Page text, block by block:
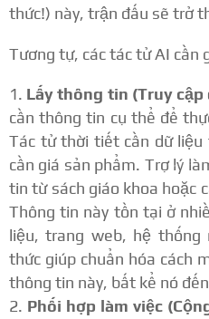
thức!) này, trận đấu sẽ trở
Tương tự, các tác tử AI cần
Lấy thông tin (Truy cập
cần thông tin cụ thể để
Tác tử thời tiết cần dữ
cần giá sản phẩm. Trợ lý
tin từ sách giáo khoa hoặc
Thông tin này tồn tại ở
liệu, trang web, hệ thống
thức giúp chuẩn hóa cách
thông tin này, bất kể nó
Phối hợp làm việc